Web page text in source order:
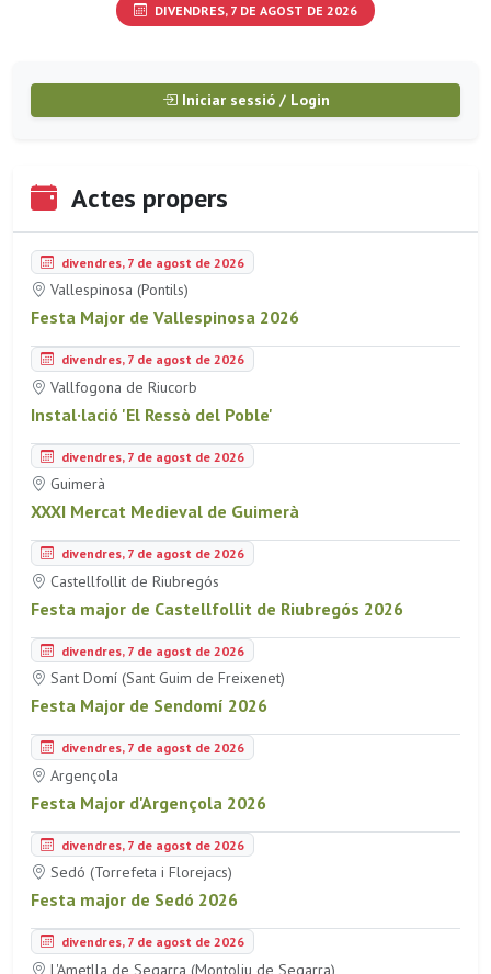
DIVENDRES, 7 DE AGOST DE 2026
Iniciar sessió / Login
Actes propers
divendres, 7 de agost de 2026
Vallespinosa (Pontils)
Festa Major de Vallespinosa 2026
divendres, 7 de agost de 2026
Vallfogona de Riucorb
Instal·lació 'El Ressò del Poble'
divendres, 7 de agost de 2026
Guimerà
XXXI Mercat Medieval de Guimerà
divendres, 7 de agost de 2026
Castellfollit de Riubregós
Festa major de Castellfollit de Riubregós 2026
divendres, 7 de agost de 2026
Sant Domí (Sant Guim de Freixenet)
Festa Major de Sendomí 2026
divendres, 7 de agost de 2026
Argençola
Festa Major d'Argençola 2026
divendres, 7 de agost de 2026
Sedó (Torrefeta i Florejacs)
Festa major de Sedó 2026
divendres, 7 de agost de 2026
L'Ametlla de Segarra (Montoliu de Segarra)